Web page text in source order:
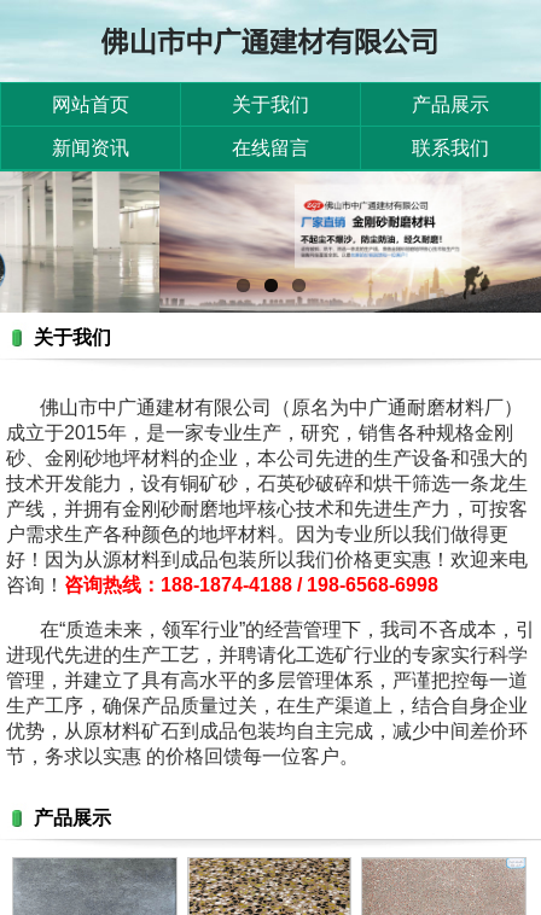
网站首页 关于我们 产品展示
新闻资讯 在线留言 联系我们
关于我们
佛山市中广通建材有限公司（原名为中广通耐磨材料厂）
成立于2015年，是一家专业生产，研究，销售各种规格金刚
砂、金刚砂地坪材料的企业，本公司先进的生产设备和强大的
技术开发能力，设有铜矿砂，石英砂破碎和烘干筛选一条龙生
产线，并拥有金刚砂耐磨地坪核心技术和先进生产力，可按客
户需求生产各种颜色的地坪材料。因为专业所以我们做得更
好！因为从源材料到成品包装所以我们价格更实惠！欢迎来电
咨询！ 咨询热线：188-1874-4188 / 198-6568-6998
在“质造未来，领军行业”的经营管理下，我司不吝成本，引
进现代先进的生产工艺，并聘请化工选矿行业的专家实行科学
管理，并建立了具有高水平的多层管理体系，严谨把控每一道
生产工序，确保产品质量过关，在生产渠道上，结合自身企业
优势，从原材料矿石到成品包装均自主完成，减少中间差价环
节，务求以实惠 的价格回馈每一位客户。
产品展示